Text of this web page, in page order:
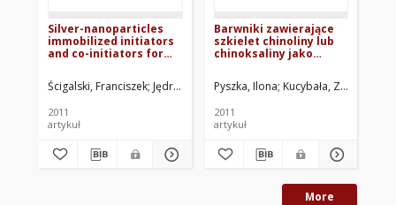
Silver-nanoparticles
immobilized initiators
and co-initiators for
polymerization
Ścigalski, Franciszek Jędrzejewska, Beata Pietrzak, Marek
2011
artykuł
Barwniki zawierające
szkielet chinoliny lub
chinoksaliny jako
polimeryzacji
wolnorodnikowej
Pyszka, Ilona Kucybała, Zdzisław
2011
artykuł
More